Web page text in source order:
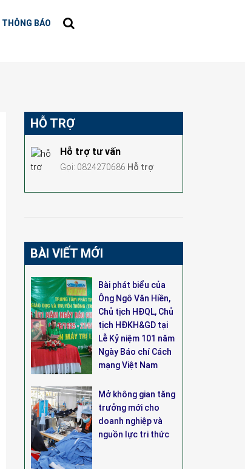
THÔNG BÁO
HỖ TRỢ
Hỗ trợ tư vấn
Gọi: 0824270686 Hỗ trợ
BÀI VIẾT MỚI
Bài phát biểu của
Ông Ngô Văn Hiền,
Chủ tịch HĐQL, Chủ
tịch HĐKH&GD tại
Lễ Kỷ niệm 101 năm
Ngày Báo chí Cách
mạng Việt Nam
Mở không gian tăng
trưởng mới cho
doanh nghiệp và
nguồn lực tri thức